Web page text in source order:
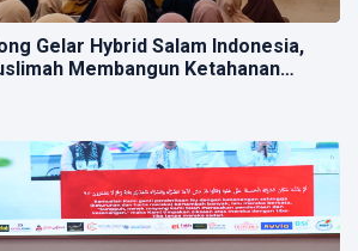
Gelar Hybrid Salam Indonesia,
Membangun Ketahanan